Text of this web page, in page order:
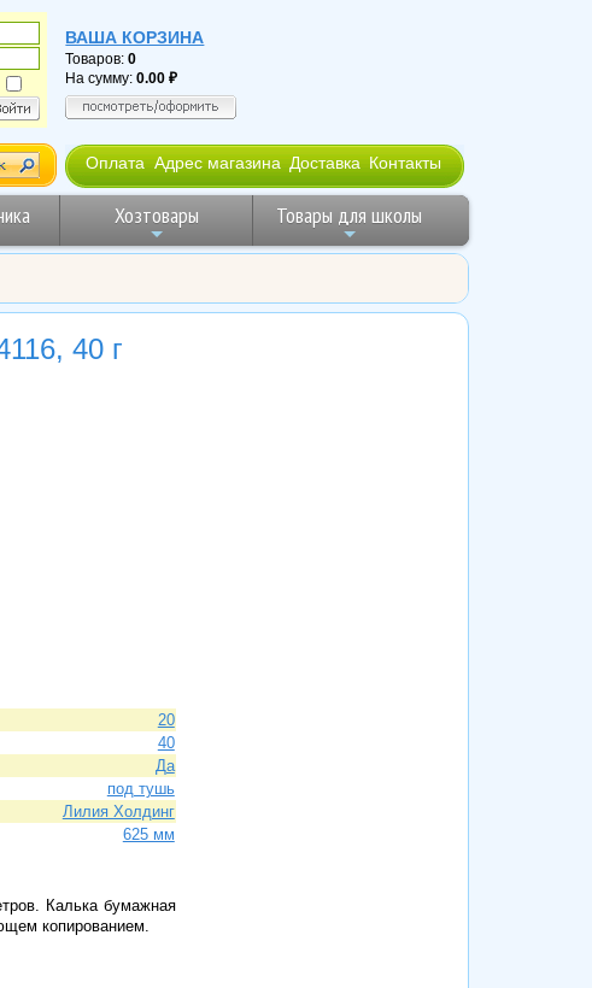
ВАША КОРЗИНА
Товаров:0
На сумму:0.00
Оплата Адрес магазина Доставка Контакты
Хозтовары Товары для школы
40 г
20
40
Да
под тушь
Лилия Холдинг
625 мм
Калька бумажная
копированием.